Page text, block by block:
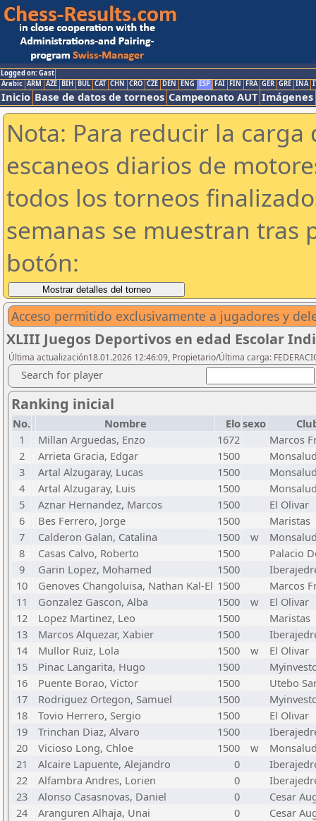
Logged on: Gast
Arabic ARM AZE BIH BUL CAT CHN CRO CZE DEN ENG ESP FAI FIN FRA GER GRE INA
Inicio Base de datos de torneos Campeonato AUT Imágenes
Nota: Para reducir la
escaneos diarios de
todos los torneos
semanas se muestran tras
botón:
Acceso permitido exclusivamente a jugadores y
XLIII Juegos Deportivos en edad Escolar
Última actualización18.01.2026 12:46:09, Propietario/Última carga:
Search for player
Ranking inicial
No. Nombre Elosexo
1
Millan Arguedas, Enzo 1672
Marcos
2
Arrieta Gracia, Edgar 1500
3
Artal Alzugaray, Lucas 1500
4
Artal Alzugaray, Luis 1500
5
Aznar Hernandez, Marcos 1500
El Olivar
6
Bes Ferrero, Jorge 1500
Maristas
7
Calderon Galan, Catalina 1500 w
8
Casas Calvo, Roberto 1500
Palacio
9
Garin Lopez, Mohamed 1500
10
Genoves Changoluisa, Nathan Kal-El 1500
Marcos
11
Gonzalez Gascon, Alba 1500 w
El Olivar
12
Lopez Martinez, Leo 1500
Maristas
13
Marcos Alquezar, Xabier 1500
14
Mullor Ruiz, Lola 1500 w
El Olivar
15
Pinac Langarita, Hugo 1500
16
Puente Borao, Victor 1500
Utebo
17
Rodriguez Ortegon, Samuel 1500
18
Tovio Herrero, Sergio 1500
El Olivar
19
Trinchan Diaz, Alvaro 1500
20
Vicioso Long, Chloe 1500 w
21
Alcaire Lapuente, Alejandro 0
22
Alfambra Andres, Lorien 0
23
Alonso Casasnovas, Daniel 0
Cesar
24
Aranguren Alhaja, Unai 0
Cesar